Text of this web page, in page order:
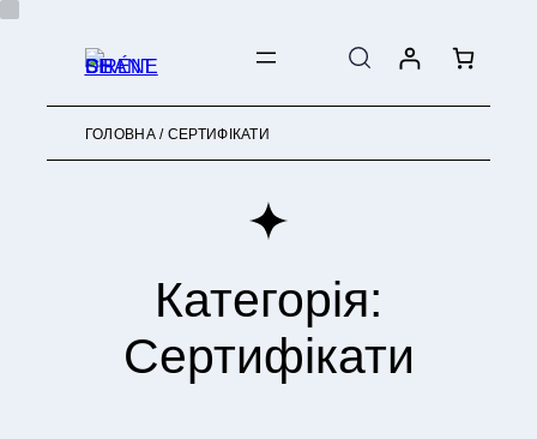
ПЕРЕЙТИ
ГОЛОВНА/ СЕРТИФІКАТИ
Категорія:
Сертифікати